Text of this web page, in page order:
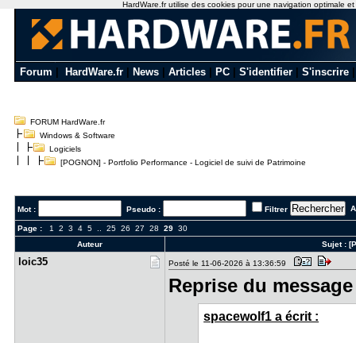
Forum HardWare.fr News Articles PC S'identifier S'inscrire
FORUM HardWare.fr
Windows & Software
Logiciels
[POGNON] - Portfolio Performance - Logiciel de suivi de Patrimoine
Mot : Pseudo : Filtrer
Page : 1 2 3 4 5.. 25 26 27 28 29 30
Auteur
Sujet :
loic35 Posté le 11-06-2026 à 13:36:59
Reprise du
spacewolf1 a écrit :
HardWare.fr utilise des cookies pour une navigation optimale